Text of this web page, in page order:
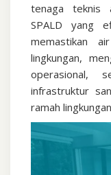
tenaga teknis
SPALD yang
memastikan
lingkungan,
operasional,
infrastruktur
ramah